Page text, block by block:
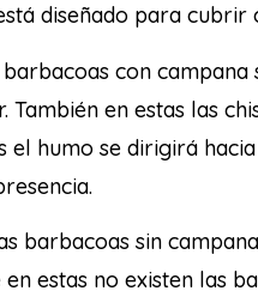
diseñado para cubrir
con
También en estas las
el humo se dirigirá
barbacoas sin
estas no existen las